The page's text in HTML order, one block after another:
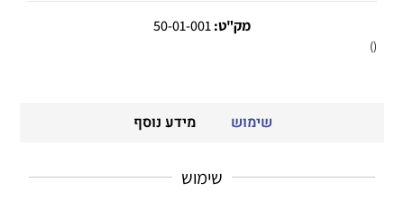
מק"ט:50-01-001
()
שימוש מידע נוסף
שימוש